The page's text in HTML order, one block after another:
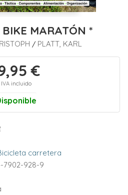
MARATÓN *
/ PLATT, KARL
€
IVA incluido
carretera
7902-928-9